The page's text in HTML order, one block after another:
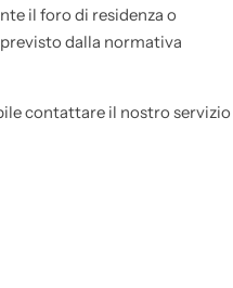
il foro di residenza o
dalla normativa
contattare il nostro servizio